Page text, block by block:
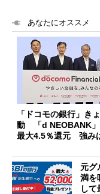
あなたにオススメ
「ドコモの銀行」き
動 「d NEOBANK」
最大4.5％還元 強み
元グ
満を
し